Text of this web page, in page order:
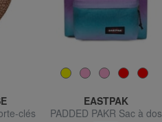
clés
EASTPAK
PADDED PAKR Sac à dos